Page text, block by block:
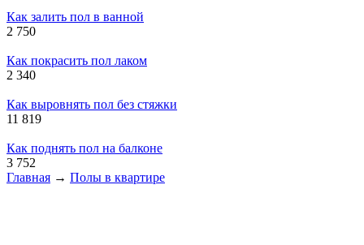
Как залить пол в ванной
2 750
Как покрасить пол лаком
2 340
Как выровнять пол без стяжки
11 819
Как поднять пол на балконе
3 752
Главная → Полы в квартире